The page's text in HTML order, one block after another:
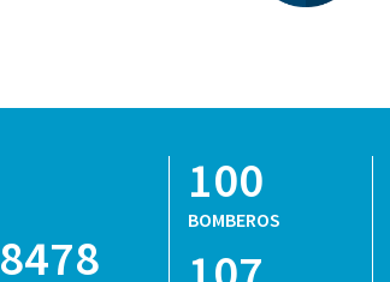
100
BOMBEROS